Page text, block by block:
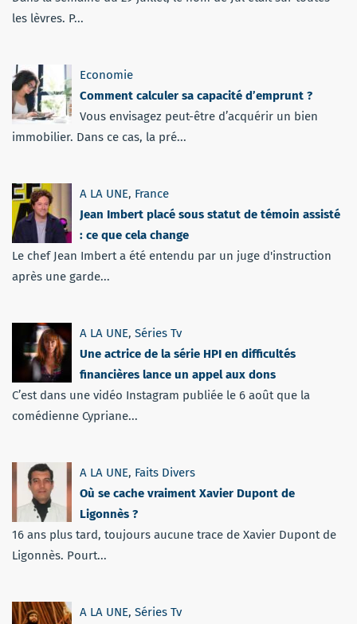
les lèvres. P...
Economie
Comment calculer sa capacité d’emprunt ?
Vous envisagez peut-être d’acquérir un bien
immobilier. Dans ce cas, la pré...
A LA UNE, France
Jean Imbert placé sous statut de témoin assisté
: ce que cela change
Le chef Jean Imbert a été entendu par un juge d'instruction
après une garde...
A LA UNE, Séries Tv
Une actrice de la série HPI en difficultés
financières lance un appel aux dons
C’est dans une vidéo Instagram publiée le 6 août que la
comédienne Cypriane...
A LA UNE, Faits Divers
Où se cache vraiment Xavier Dupont de
Ligonnès ?
16 ans plus tard, toujours aucune trace de Xavier Dupont de
Ligonnès. Pourt...
A LA UNE, Séries Tv